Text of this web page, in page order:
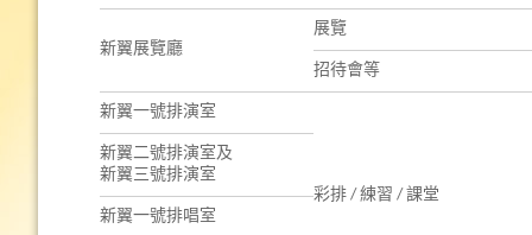
新翼展覽廳
展覽
招待會等
新翼一號排演室
彩排 / 練習 / 課堂
新翼二號排演室及
新翼三號排演室
新翼一號排唱室